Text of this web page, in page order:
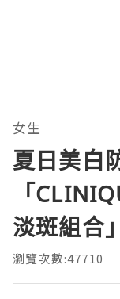
女生
夏日美白
「
淡斑組合」
瀏覽次數:47710